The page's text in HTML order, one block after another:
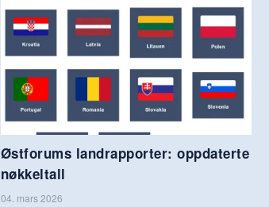
Østforums landrapporter: oppdaterte
nøkkeltall
04. mars 2026